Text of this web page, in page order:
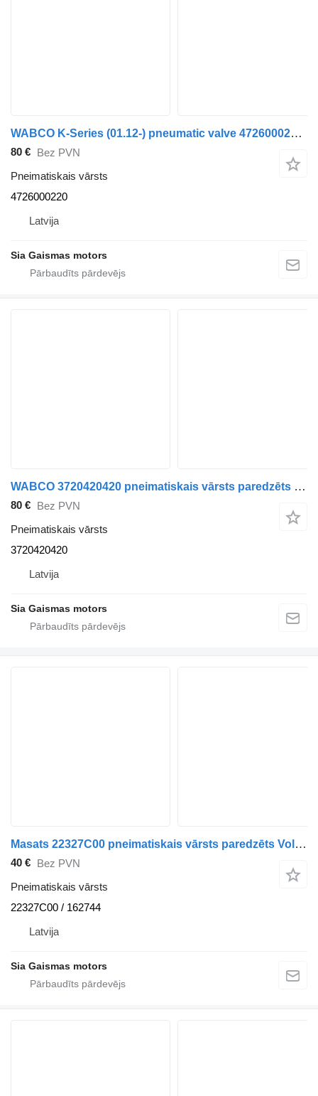
WABCO K-Series (01.12-) pneumatic valve 4726000220 pneimatiskais vārsts paredzēts Volvo autobusa
80 € Bez PVN
Pneimatiskais vārsts
4726000220
Latvija
Sia Gaismas motors
WABCO 3720420420 pneimatiskais vārsts paredzēts autobusa
80 € Bez PVN
Pneimatiskais vārsts
3720420420
Latvija
Sia Gaismas motors
Masats 22327C00 pneimatiskais vārsts paredzēts Volvo B12 autobusa
40 € Bez PVN
Pneimatiskais vārsts
22327C00 / 162744
Latvija
Sia Gaismas motors